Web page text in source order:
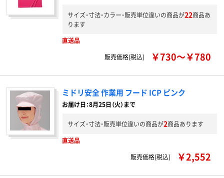
サイズ・寸法・カラー・販売単位違いの商品が22商品あ
ります
直送品
販売価格(税込)
￥730～￥780
ミドリ安全 作業用 フード ICP ピンク
お届け日：8月25日（火）まで
サイズ・寸法・販売単位違いの商品が2商品あります
直送品
販売価格(税込)
￥2,552